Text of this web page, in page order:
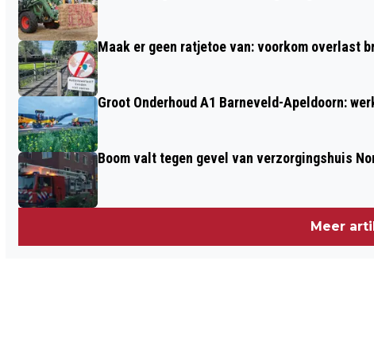
Maak er geen ratjetoe van: voorkom overlast
Groot Onderhoud A1 Barneveld-Apeldoorn:
Boom valt tegen gevel van verzorgingshuis
Meer